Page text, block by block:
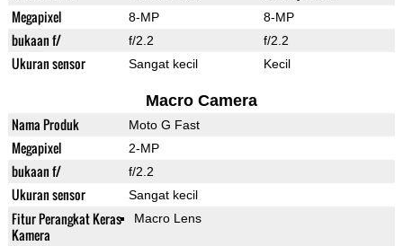
Megapixel 8-MP 8-MP
bukaan f/ f/2.2 f/2.2
Ukuran sensor Sangat kecil Kecil
Macro Camera
Nama Produk Moto G Fast
Megapixel 2-MP
bukaan f/ f/2.2
Ukuran sensor Sangat kecil
Fitur Perangkat Keras
Kamera
Macro Lens